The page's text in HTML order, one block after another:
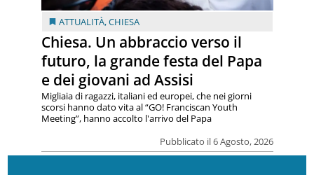
ATTUALITÀ,CHIESA
Chiesa. Un abbraccio verso il
futuro, la grande festa del Papa
e dei giovani ad Assisi
Pubblicato il 6 Agosto, 2026
Migliaia di ragazzi, italiani ed europei, che nei giorni
scorsi hanno dato vita al “GO! Franciscan Youth
Meeting”, hanno accolto l'arrivo del Papa